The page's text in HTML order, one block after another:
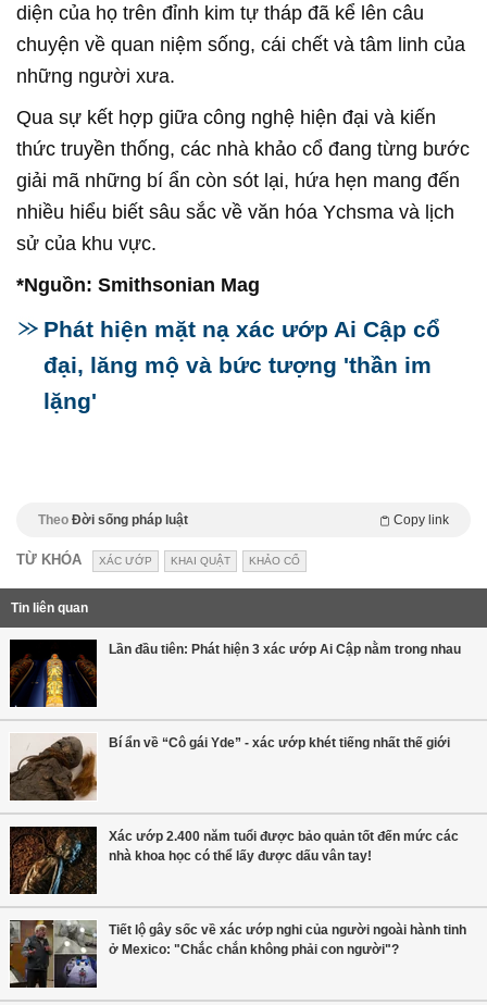
diện của họ trên đỉnh kim tự tháp đã kể lên câu
chuyện về quan niệm sống, cái chết và tâm linh của
những người xưa.
Qua sự kết hợp giữa công nghệ hiện đại và kiến
thức truyền thống, các nhà khảo cổ đang từng bước
giải mã những bí ẩn còn sót lại, hứa hẹn mang đến
nhiều hiểu biết sâu sắc về văn hóa Ychsma và lịch
sử của khu vực.
*Nguồn: Smithsonian Mag
Phát hiện mặt nạ xác ướp Ai Cập cổ
đại, lăng mộ và bức tượng 'thần im
lặng'
Theo Đời sống pháp luật Copy link
TỪ KHÓA XÁC ƯỚP KHAI QUẬT KHẢO CỔ
Tin liên quan
Lần đầu tiên: Phát hiện 3 xác ướp Ai Cập nằm trong nhau
Bí ẩn về “Cô gái Yde” - xác ướp khét tiếng nhất thế giới
Xác ướp 2.400 năm tuổi được bảo quản tốt đến mức các
nhà khoa học có thể lấy được dấu vân tay!
Tiết lộ gây sốc về xác ướp nghi của người ngoài hành tinh
ở Mexico: "Chắc chắn không phải con người"?